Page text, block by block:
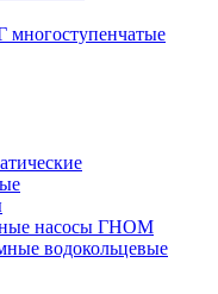
насосы ГНОМ
водокольцевые